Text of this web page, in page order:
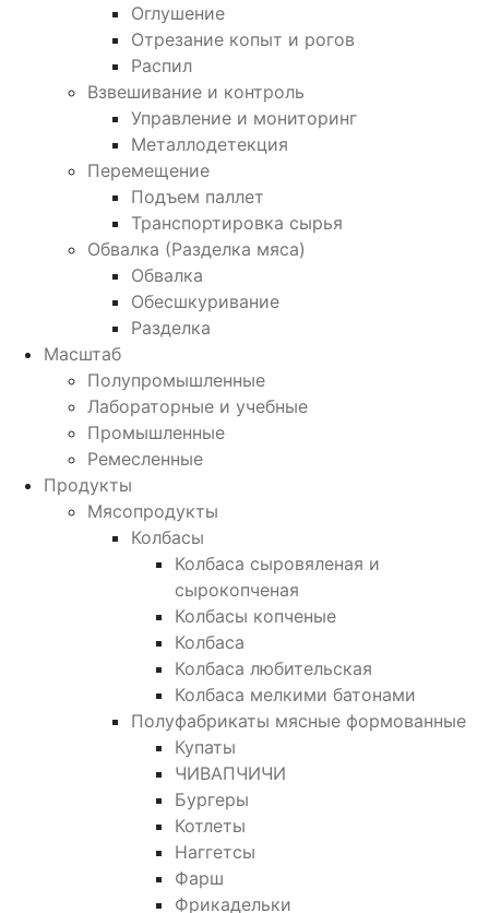
Оглушение
Отрезание копыт и рогов
Распил
Взвешивание и контроль
Управление и мониторинг
Металлодетекция
Перемещение
Подъем паллет
Транспортировка сырья
Обвалка (Разделка мяса)
Обвалка
Обесшкуривание
Разделка
Масштаб
Полупромышленные
Лабораторные и учебные
Промышленные
Ремесленные
Продукты
Мясопродукты
Колбасы
Колбаса сыровяленая и
сырокопченая
Колбасы копченые
Колбаса
Колбаса любительская
Колбаса мелкими батонами
Полуфабрикаты мясные формованные
Купаты
ЧИВАПЧИЧИ
Бургеры
Котлеты
Наггетсы
Фарш
Фрикадельки